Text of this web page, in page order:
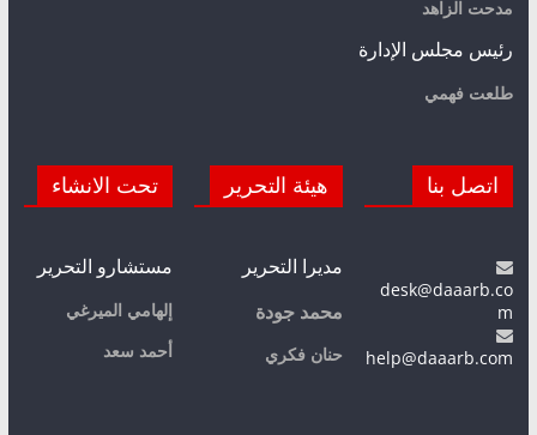
مدحت الزاهد
رئيس مجلس الإدارة
طلعت فهمي
اتصل بنا
desk@daaarb.co
m
help@daaarb.com
هيئة التحرير
مديرا التحرير
محمد جودة
حنان فكري
تحت الانشاء
مستشارو التحرير
إلهامي الميرغي
أحمد سعد